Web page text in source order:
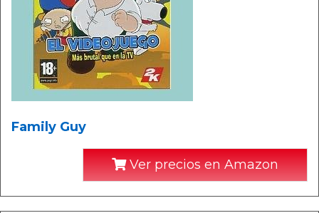
Family Guy
Ver precios en Amazon